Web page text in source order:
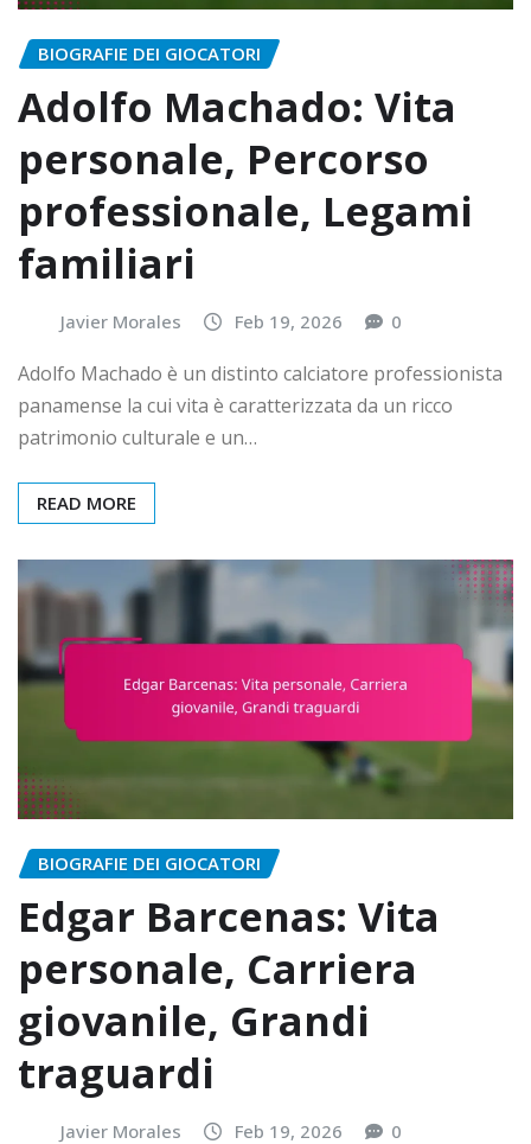
BIOGRAFIE DEI GIOCATORI
Adolfo Machado: Vita
personale, Percorso
professionale, Legami
familiari
Javier Morales Feb 19, 2026 0
Adolfo Machado è un distinto calciatore professionista
panamense la cui vita è caratterizzata da un ricco
patrimonio culturale e un…
READ MORE
BIOGRAFIE DEI GIOCATORI
Edgar Barcenas: Vita
personale, Carriera
giovanile, Grandi
traguardi
Javier Morales Feb 19, 2026 0